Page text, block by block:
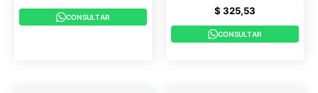
CONSULTAR
$ 325,53
CONSULTAR